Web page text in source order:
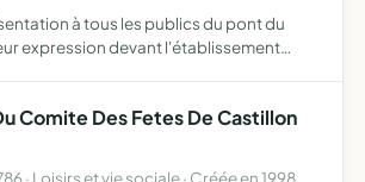
à tous les publics du pont du
expression devant l'établissement
Comite Des Fetes De Castillon
· Loisirs et vie sociale · Créée en 1998